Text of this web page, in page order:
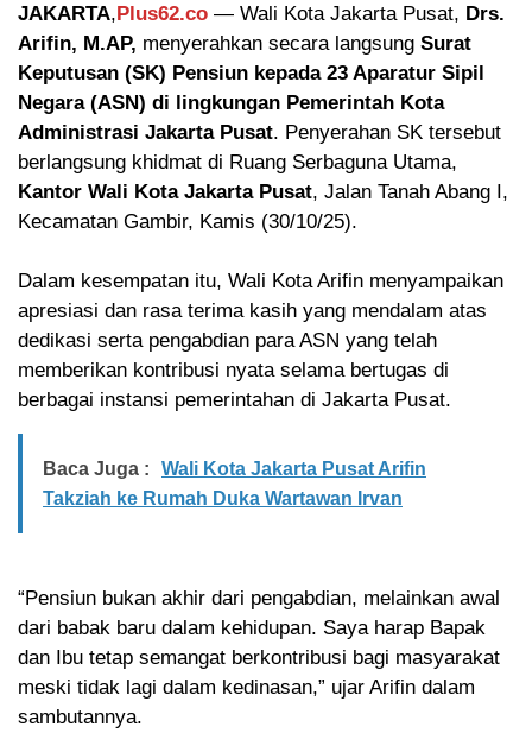
JAKARTA,Plus62.co — Wali Kota Jakarta Pusat, Drs.
Arifin, M.AP, menyerahkan secara langsung Surat
Keputusan (SK) Pensiun kepada 23 Aparatur Sipil
Negara (ASN) di lingkungan Pemerintah Kota
Administrasi Jakarta Pusat. Penyerahan SK tersebut
berlangsung khidmat di Ruang Serbaguna Utama,
Kantor Wali Kota Jakarta Pusat, Jalan Tanah Abang I,
Kecamatan Gambir, Kamis (30/10/25).
Dalam kesempatan itu, Wali Kota Arifin menyampaikan
apresiasi dan rasa terima kasih yang mendalam atas
dedikasi serta pengabdian para ASN yang telah
memberikan kontribusi nyata selama bertugas di
berbagai instansi pemerintahan di Jakarta Pusat.
Baca Juga :
Wali Kota Jakarta Pusat Arifin
Takziah ke Rumah Duka Wartawan Irvan
“Pensiun bukan akhir dari pengabdian, melainkan awal
dari babak baru dalam kehidupan. Saya harap Bapak
dan Ibu tetap semangat berkontribusi bagi masyarakat
meski tidak lagi dalam kedinasan,” ujar Arifin dalam
sambutannya.